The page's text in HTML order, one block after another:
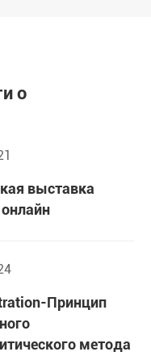
о
выставка
Принцип
метода